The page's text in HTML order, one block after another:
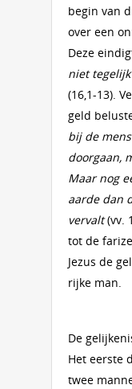
begin van
over een
Deze
niet
(16,1-13).
geld
bij de
doorgaan,
Maar nog
aarde dan
vervalt(vv.
tot de
Jezus de
rijke man.
De
Het eerste
twee